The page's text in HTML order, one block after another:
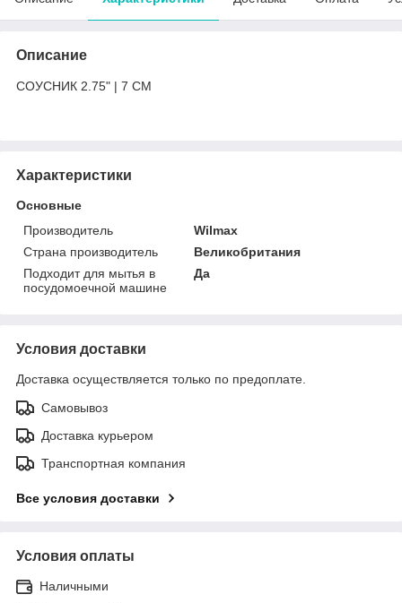
Описание
СОУСНИК 2.75" | 7 CM
Характеристики
Основные
Производитель
Wilmax
Страна производитель
Великобритания
Подходит для мытья в
посудомоечной машине
Да
Условия доставки
Доставка осуществляется только по предоплате.
Самовывоз
Доставка курьером
Транспортная компания
Все условия доставки
Условия оплаты
Наличными